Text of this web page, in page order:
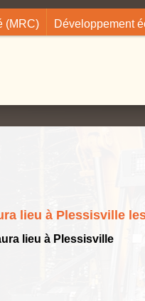
(MRC) Développement
lieu à Plessisville